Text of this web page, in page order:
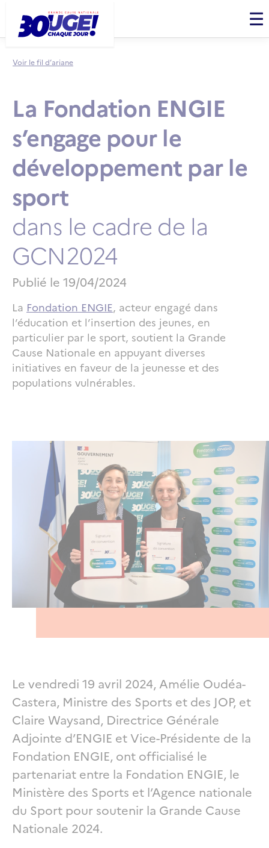
Panneau de gestion des cookies Menu
Voir le fil d’ariane
La Fondation ENGIE
s’engage pour le
développement par le
sport
dans le cadre de la
GCN2024
Publié le 19/04/2024
La Fondation ENGIE, acteur engagé dans
l’éducation et l’insertion des jeunes, en
particulier par le sport, soutient la Grande
Cause Nationale en appuyant diverses
initiatives en faveur de la jeunesse et des
populations vulnérables.
Le vendredi 19 avril 2024, Amélie Oudéa-
Castera, Ministre des Sports et des JOP, et
Claire Waysand, Directrice Générale
Adjointe d’ENGIE et Vice-Présidente de la
Fondation ENGIE, ont officialisé le
partenariat entre la Fondation ENGIE, le
Ministère des Sports et l’Agence nationale
du Sport pour soutenir la Grande Cause
Nationale 2024.